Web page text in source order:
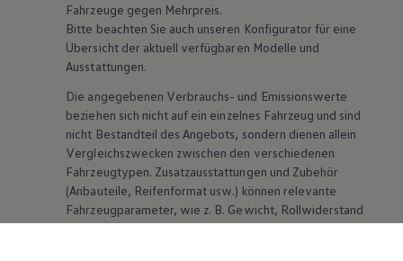
Fahrzeuge gegen Mehrpreis.
Bitte beachten Sie auch unseren Konfigurator für eine
Übersicht der aktuell verfügbaren Modelle und
Ausstattungen.
Die angegebenen Verbrauchs- und Emissionswerte
beziehen sich nicht auf ein einzelnes Fahrzeug und sind
nicht Bestandteil des Angebots, sondern dienen allein
Vergleichszwecken zwischen den verschiedenen
Fahrzeugtypen. Zusatzausstattungen und Zubehör
(Anbauteile, Reifenformat usw.) können relevante
Fahrzeugparameter, wie z. B. Gewicht, Rollwiderstand
und Aerodynamik verändern und neben Witterungs-